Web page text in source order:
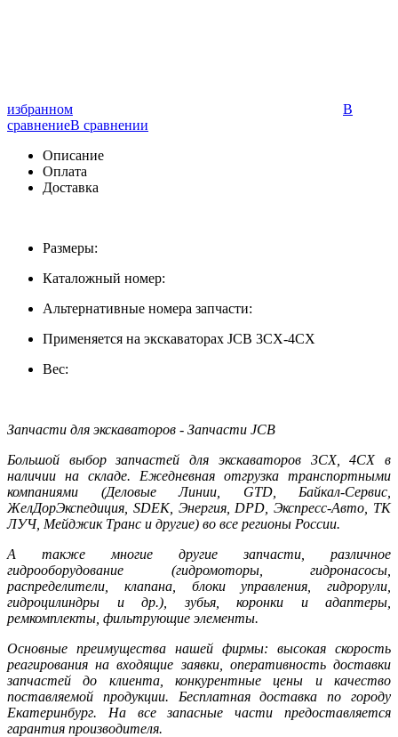
избранном
В
сравнениеВ сравнении
Описание
Оплата
Доставка
Размеры:
Каталожный номер:
Альтернативные номера запчасти:
Применяется на экскаваторах JCB 3CX-4CX
Вес:
Запчасти для экскаваторов - Запчасти JCB
Большой выбор запчастей для экскаваторов 3CX, 4CX в
наличии на складе. Ежедневная отгрузка транспортными
компаниями (Деловые Линии, GTD, Байкал-Сервис,
ЖелДорЭкспедиция, SDEK, Энергия, DPD, Экспресс-Авто, ТК
ЛУЧ, Мейджик Транс и другие) во все регионы России.
А также многие другие запчасти, различное
гидрооборудование (гидромоторы, гидронасосы,
распределители, клапана, блоки управления, гидрорули,
гидроцилиндры и др.), зубья, коронки и адаптеры,
ремкомплекты, фильтрующие элементы.
Основные преимущества нашей фирмы: высокая скорость
реагирования на входящие заявки, оперативность доставки
запчастей до клиента, конкурентные цены и качество
поставляемой продукции. Бесплатная доставка по городу
Екатеринбург. На все запасные части предоставляется
гарантия производителя.